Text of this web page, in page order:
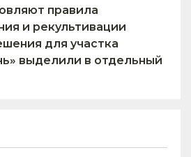
правила
и рекультивации
для участка
выделили в отдельный